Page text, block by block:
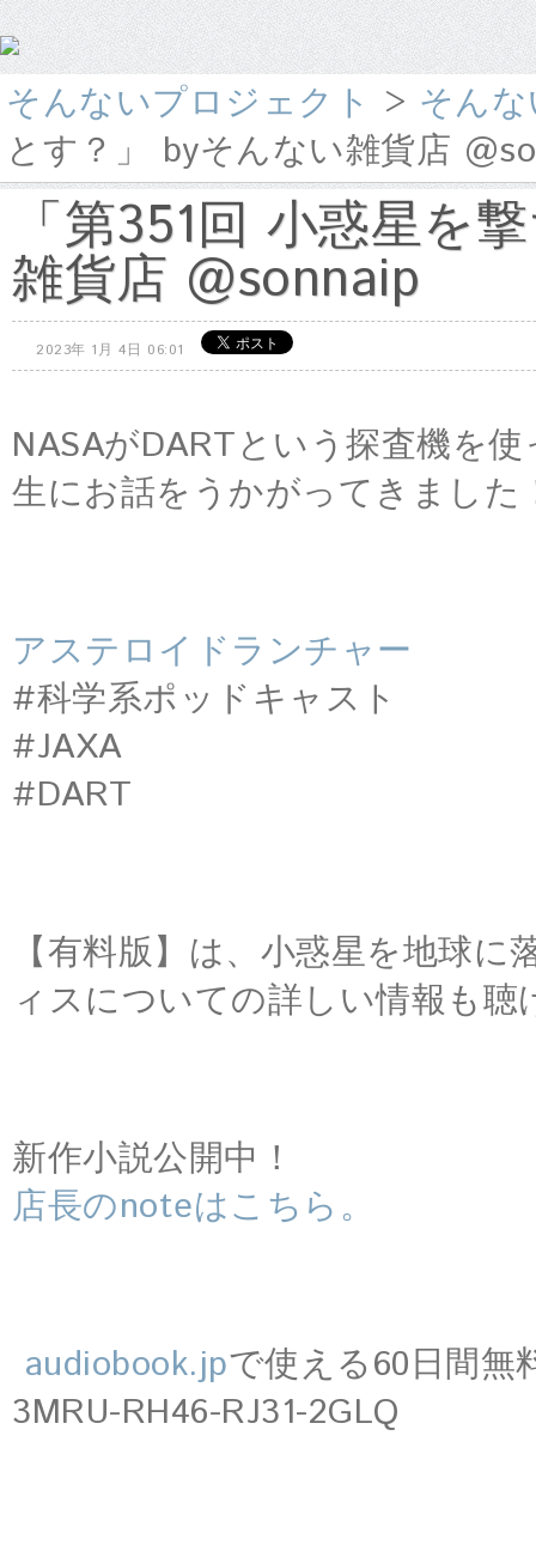
そんないプロジェクト > そん
とす？」 byそんない雑貨店
「第351回 小惑星を
雑貨店 @sonnaip
2023年 1月 4日 06:01
NASAがDARTという探査機を
生にお話をうかがってきました
アステロイドランチャー
#科学系ポッドキャスト
#JAXA
#DART
【有料版】は、小惑星を地球
ィスについての詳しい情報も聴
新作小説公開中！
店長のnoteはこちら。
audiobook.jpで使える60日間無
3MRU-RH46-RJ31-2GLQ